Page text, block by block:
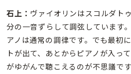
石上： ヴァイオリンはスコルダト
分の一音ずらして調弦しています
アノは通常の調律です。でも最初
トが出て、あとからピアノが入っ
がゆがんで聴こえるのが不思議で